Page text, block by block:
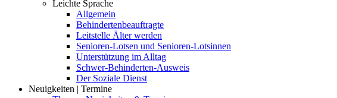
Leichte Sprache
Allgemein
Behindertenbeauftragte
Leitstelle Älter werden
Senioren-Lotsen und Senioren-Lotsinnen
Unterstützung im Alltag
Schwer-Behinderten-Ausweis
Der Soziale Dienst
Neuigkeiten | Termine